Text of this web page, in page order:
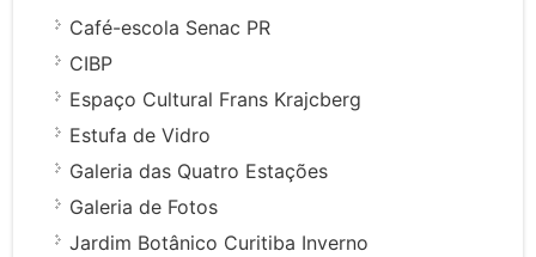
Café-escola Senac PR
CIBP
Espaço Cultural Frans Krajcberg
Estufa de Vidro
Galeria das Quatro Estações
Galeria de Fotos
Jardim Botânico Curitiba Inverno